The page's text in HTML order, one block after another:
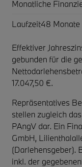
Monatliche
Laufzeit48 Monate
Effektiver
gebunden für die
17.047,50 €.
Repräsentatives
stellen zugleich
PAngV dar. Ein
GmbH,
(Darlehensgeber).
inkl. der